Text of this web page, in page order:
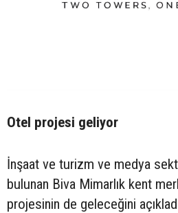
Otel projesi geliyor
İnşaat ve turizm ve medya
bulunan Biva Mimarlık kent
projesinin de geleceğini